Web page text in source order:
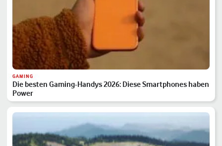
GAMING
Die besten Gaming-Handys 2026: Diese Smartphones haben
Power